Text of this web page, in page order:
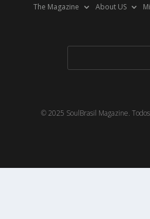
The Magazine About US
© 2025 SoulBrasil Magazine.